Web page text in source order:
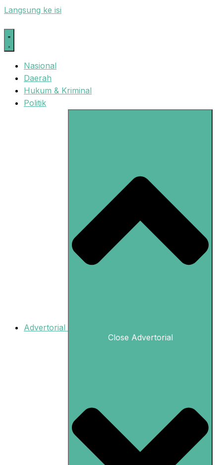
Langsung ke isi
Nasional
Daerah
Hukum & Kriminal
Politik
Advertorial
Close Advertorial